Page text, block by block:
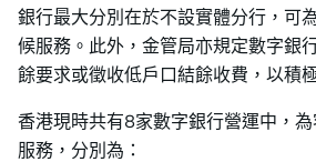
銀行最大分別在於不設實體分行，可
候服務。此外，金管局亦規定數字銀
餘要求或徵收低戶口結餘收費，以積
香港現時共有8家數字銀行營運中，
服務，分別為：